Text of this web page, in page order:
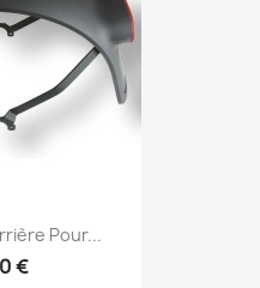
Pour...
€